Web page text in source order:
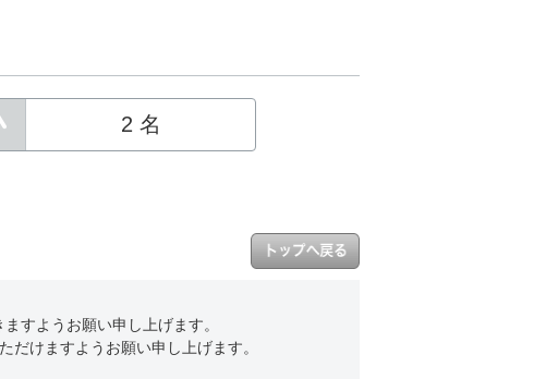
すようお願い申し上げます。
けますようお願い申し上げます。